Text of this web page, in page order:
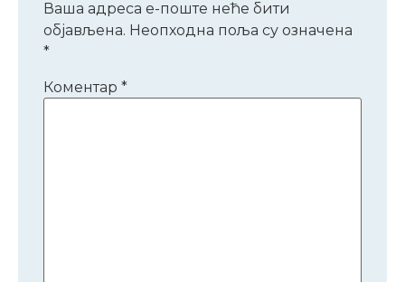
Ваша адреса е-поште неће бити
објављена. Неопходна поља су означена
*
Коментар *